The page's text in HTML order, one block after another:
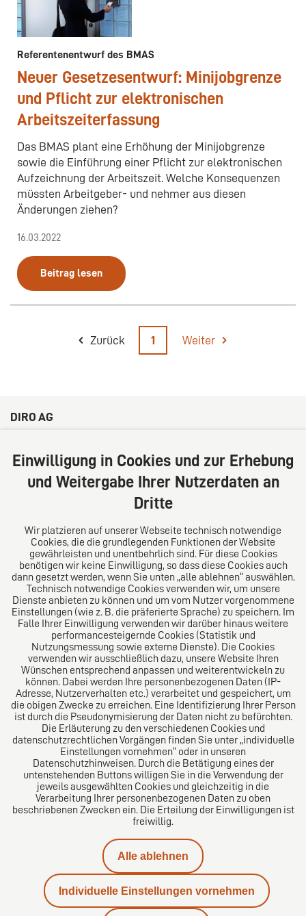
Referentenentwurf des BMAS
Neuer Gesetzesentwurf: Minijobgrenze
und Pflicht zur elektronischen
Arbeitszeiterfassung
Das BMAS plant eine Erhöhung der Minijobgrenze
sowie die Einführung einer Pflicht zur elektronischen
Aufzeichnung der Arbeitszeit. Welche Konsequenzen
müssten Arbeitgeber- und nehmer aus diesen
Änderungen ziehen?
16.03.2022
Beitrag lesen
Zurück 1 Weiter
DIRO AG
20354 Hamburg
Deutschland
Tel: +49 (0) 40 41352231
Über uns
Das Kanzlei-Vertrauensnetzwerk. Aus Europa für die
Welt. Für den erfolgreichen Mittelstand.
Folgen Sie uns auf
Das europäische Kanzlei-Netzwerk
Datenschutz
Einwilligung in Cookies und zur Erhebung
und Weitergabe Ihrer Nutzerdaten an
Dritte
Wir platzieren auf unserer Webseite technisch notwendige
Cookies, die die grundlegenden Funktionen der Website
gewährleisten und unentbehrlich sind. Für diese Cookies
benötigen wir keine Einwilligung, so dass diese Cookies auch
dann gesetzt werden, wenn Sie unten „alle ablehnen“ auswählen.
Technisch notwendige Cookies verwenden wir, um unsere
Dienste anbieten zu können und um vom Nutzer vorgenommene
Einstellungen (wie z. B. die präferierte Sprache) zu speichern. Im
Falle Ihrer Einwilligung verwenden wir darüber hinaus weitere
performancesteigernde Cookies (Statistik und
Nutzungsmessung sowie externe Dienste). Die Cookies
verwenden wir ausschließlich dazu, unsere Website Ihren
Wünschen entsprechend anpassen und weiterentwickeln zu
können. Dabei werden Ihre personenbezogenen Daten (IP-
Adresse, Nutzerverhalten etc.) verarbeitet und gespeichert, um
die obigen Zwecke zu erreichen. Eine Identifizierung Ihrer Person
ist durch die Pseudonymisierung der Daten nicht zu befürchten.
Die Erläuterung zu den verschiedenen Cookies und
datenschutzrechtlichen Vorgängen finden Sie unter „individuelle
Einstellungen vornehmen“ oder in unseren
Datenschutzhinweisen. Durch die Betätigung eines der
untenstehenden Buttons willigen Sie in die Verwendung der
jeweils ausgewählten Cookies und gleichzeitig in die
Verarbeitung Ihrer personenbezogenen Daten zu oben
beschriebenen Zwecken ein. Die Erteilung der Einwilligungen ist
freiwillig.
Alle ablehnen
Individuelle Einstellungen vornehmen